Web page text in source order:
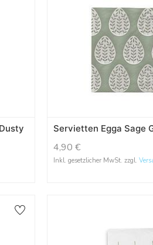
Servietten Egga Sage
4,90 €
Inkl. gesetzlicher MwSt. zzgl.